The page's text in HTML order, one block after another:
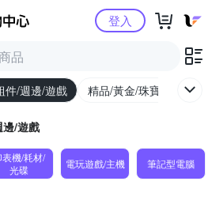
Yahoo購物中心登入
件/週邊/遊戲 精品/黃金/珠寶/手錶
邊/遊戲
表機/耗材/
光碟
電玩遊戲/主機 筆記型電腦